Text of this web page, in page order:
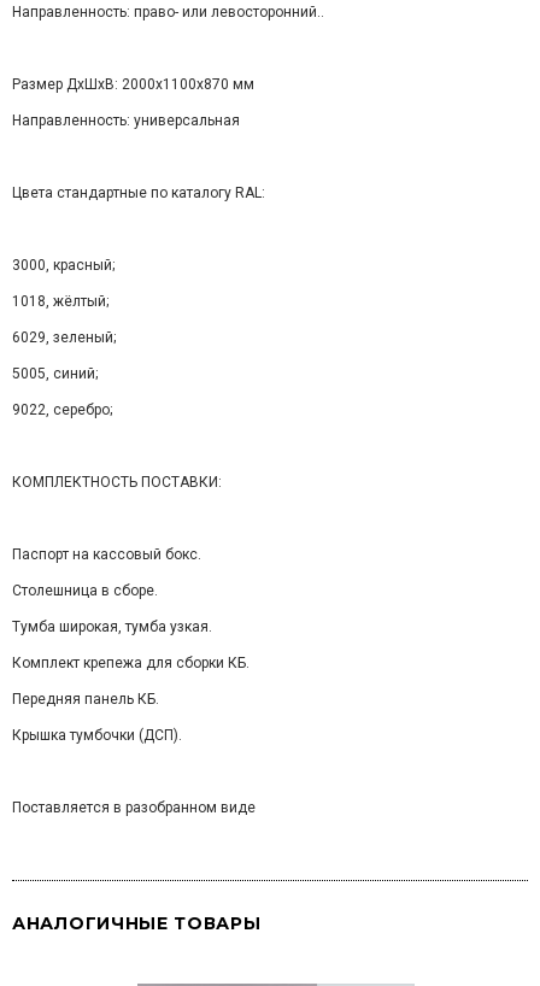
Направленность: право- или левосторонний..
Размер ДхШхВ: 2000х1100х870 мм
Направленность: универсальная
Цвета стандартные по каталогу RAL:
3000, красный;
1018, жёлтый;
6029, зеленый;
5005, синий;
9022, серебро;
КОМПЛЕКТНОСТЬ ПОСТАВКИ:
Паспорт на кассовый бокс.
Столешница в сборе.
Тумба широкая, тумба узкая.
Комплект крепежа для сборки КБ.
Передняя панель КБ.
Крышка тумбочки (ДСП).
Поставляется в разобранном виде
АНАЛОГИЧНЫЕ ТОВАРЫ